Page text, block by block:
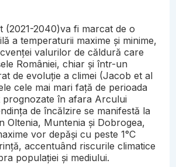
(2021-2040)va fi marcat de o
a temperaturii maxime și minime,
valurilor de căldură care
României, chiar și într-un
de evoluție a climei (Jacob et al
cele mai mari față de perioada
prognozate în afara Arcului
de încălzire se manifestă la
Oltenia, Muntenia și Dobrogea,
vor depăși cu peste 1°C
accentuând riscurile climatice
populației și mediului.